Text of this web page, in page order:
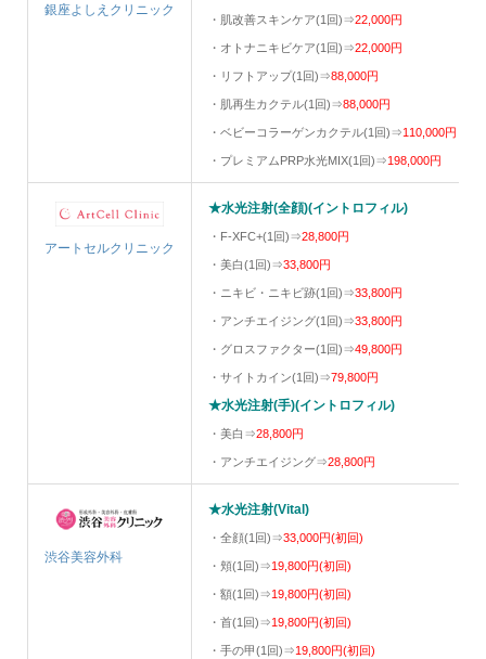
銀座よしえクリニック
・肌改善スキンケア(1回)⇒22,000円
・オトナニキビケア(1回)⇒22,000円
・リフトアップ(1回)⇒88,000円
・肌再生カクテル(1回)⇒88,000円
・ベビーコラーゲンカクテル(1回)⇒110,000円
・プレミアムPRP水光MIX(1回)⇒198,000円
アートセルクリニック
★水光注射(全顔)(イントロフィル)
・F-XFC+(1回)⇒28,800円
・美白(1回)⇒33,800円
・ニキビ・ニキビ跡(1回)⇒33,800円
・アンチエイジング(1回)⇒33,800円
・グロスファクター(1回)⇒49,800円
・サイトカイン(1回)⇒79,800円
★水光注射(手)(イントロフィル)
・美白⇒28,800円
・アンチエイジング⇒28,800円
渋谷美容外科
★水光注射(Vital)
・全顔(1回)⇒33,000円(初回)
・頬(1回)⇒19,800円(初回)
・額(1回)⇒19,800円(初回)
・首(1回)⇒19,800円(初回)
・手の甲(1回)⇒19,800円(初回)